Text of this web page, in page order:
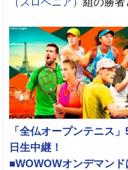
「全仏オープンテニス
日生中継！
■WOWOWオンデマンド